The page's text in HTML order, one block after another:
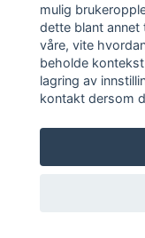
Kundeservice
Sosiale medier
mulig
dette blant annet
våre, vite
beholde
lagring av
kontakt dersom